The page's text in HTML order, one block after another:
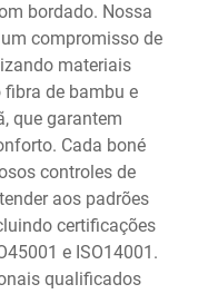
bordado. Nossa
compromisso de
materiais
de bambu e
que garantem
Cada boné
controles de
aos padrões
certificações
e ISO14001.
qualificados